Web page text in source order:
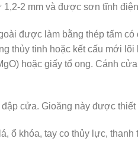
2 mm và được sơn tĩnh
được làm bằng thép tấm có
thủy tinh hoặc kết cấu mới lõi
hoặc giấy tổ ong. Cánh
cửa. Gioăng này được
ổ khóa, tay co thủy lực, thanh